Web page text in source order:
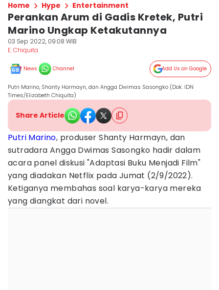
Home Hype Entertainment
Perankan Arum di Gadis Kretek, Putri
Marino Ungkap Ketakutannya
03 Sep 2022, 09:08 WIB
E. Chiquita
News Channel Add Us on Google
Putri Marino, Shanty Harmayn, dan Angga Dwimas Sasongko (Dok. IDN
Times/Elizabeth Chiquita)
Share Article
Putri Marino, produser Shanty Harmayn, dan
sutradara Angga Dwimas Sasongko hadir dalam
acara panel diskusi "Adaptasi Buku Menjadi Film"
yang diadakan Netflix pada Jumat (2/9/2022).
Ketiganya membahas soal karya-karya mereka
yang diangkat dari novel.